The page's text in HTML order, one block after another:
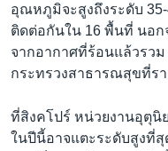
อุณหภูมิจะสูงถึงระดับ 35-
ติดต่อกันใน 16 พื้นที่ นอ
จากอากาศที่ร้อนแล้วรว
กระทรวงสาธารณสุขที่รา
ที่สิงคโปร์ หน่วยงานอุตุนิ
ในปีนี้อาจแตะระดับสูงที่